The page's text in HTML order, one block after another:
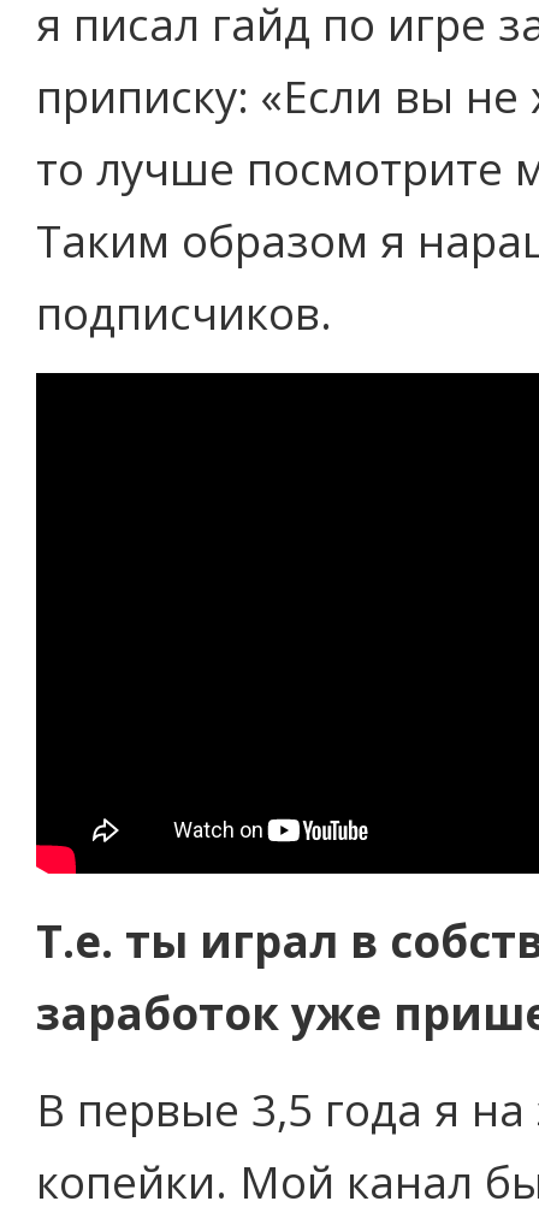
я писал гайд по игре
приписку: «Если вы не
то лучше посмотрите
Таким образом я
подписчиков.
Т.е. ты играл в
заработок уже
В первые 3,5 года я
копейки. Мой канал